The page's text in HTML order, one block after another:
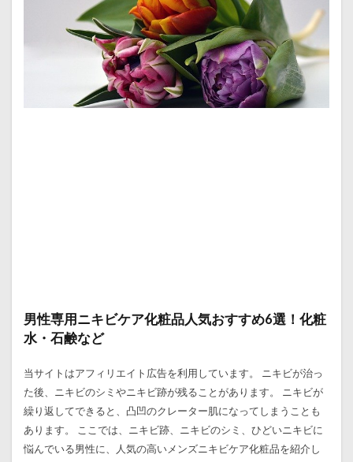
男性専用ニキビケア化粧品人気おすすめ6選！化粧
水・石鹸など
当サイトはアフィリエイト広告を利用しています。 ニキビが治っ
た後、ニキビのシミやニキビ跡が残ることがあります。 ニキビが
繰り返してできると、凸凹のクレーター肌になってしまうことも
あります。 ここでは、ニキビ跡、ニキビのシミ、ひどいニキビに
悩んでいる男性に、人気の高いメンズニキビケア化粧品を紹介し